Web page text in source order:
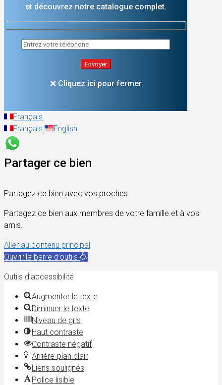
et découvrez notre catalogue complet.
❌ Cliquez ici pour fermer
Français
Français
English
Partager ce bien
Partagez ce bien avec vos proches.
Partagez ce bien aux membres de votre famille et à vos
amis.
Aller au contenu principal
Ouvrir la barre d’outils
Outils d’accessibilité
Augmenter le texte
Diminuer le texte
Niveau de gris
Haut contraste
Contraste négatif
Arrière-plan clair
Liens soulignés
Police lisible